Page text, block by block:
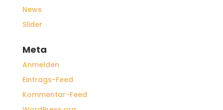
News
Slider
Meta
Anmelden
Eintrags-Feed
Kommentar-Feed